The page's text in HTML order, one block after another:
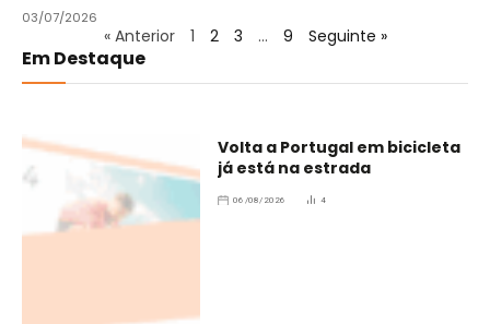
03/07/2026
« Anterior 1 2 3 … 9 Seguinte »
Em Destaque
Volta a Portugal em bicicleta
já está na estrada
06/08/2026 4